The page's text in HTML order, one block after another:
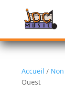
Accueil /
Ouest